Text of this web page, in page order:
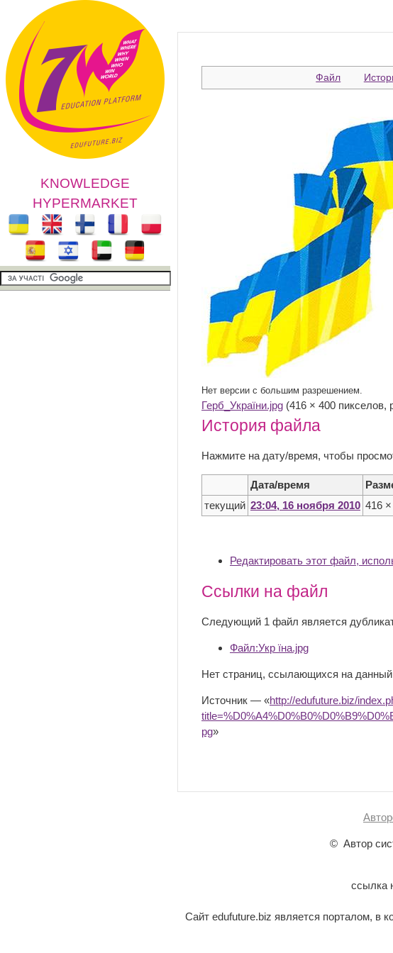
KNOWLEDGE
HYPERMARKET
Файл
Нет версии с большим разрешением.
Герб_України.jpg (416 × 400
История файла
Нажмите на дату/время, чтобы
Дата/время
текущий 23:04, 16 ноября 2010 416
Редактировать этот файл,
Ссылки на файл
Следующий 1 файл является
Файл:Укр їна.jpg
Нет страниц, ссылающихся на
Источник — «http://edufuture.biz/
pg»
© Автор
ссылка
Сайт edufuture.biz является порталом, в